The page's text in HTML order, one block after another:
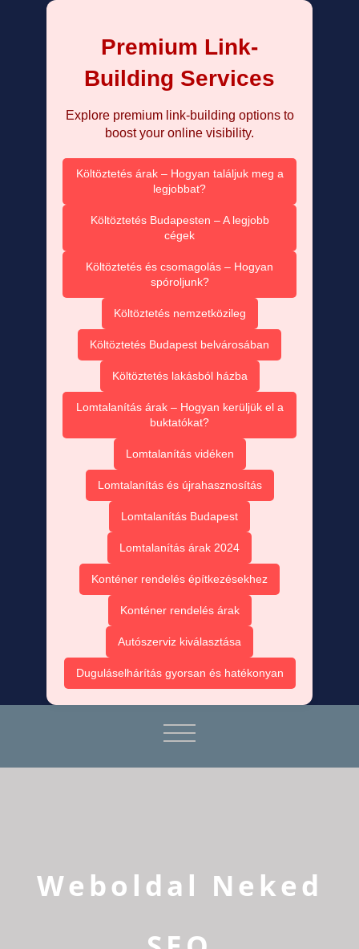
Premium Link-
Building Services
Explore premium link-building options to
boost your online visibility.
Költöztetés árak – Hogyan találjuk meg a
legjobbat?
Költöztetés Budapesten – A legjobb
cégek
Költöztetés és csomagolás – Hogyan
spóroljunk?
Költöztetés nemzetközileg
Költöztetés Budapest belvárosában
Költöztetés lakásból házba
Lomtalanítás árak – Hogyan kerüljük el a
buktatókat?
Lomtalanítás vidéken
Lomtalanítás és újrahasznosítás
Lomtalanítás Budapest
Lomtalanítás árak 2024
Konténer rendelés építkezésekhez
Konténer rendelés árak
Autószerviz kiválasztása
Duguláselhárítás gyorsan és hatékonyan
Weboldal Neked